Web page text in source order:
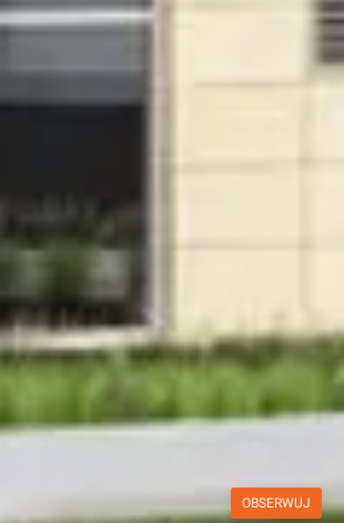
OBSERWUJ